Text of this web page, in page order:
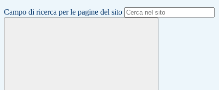
Campo di ricerca per le pagine del sito